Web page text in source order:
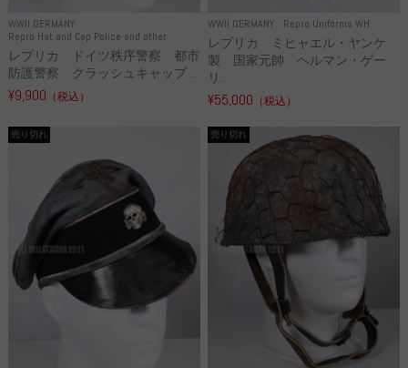
WWII GERMANY
Repro Hat and Cap Police and other
レプリカ ドイツ秩序警察 都市
防護警察 クラッシュキャップ...
¥9,900 （税込）
WWII GERMANY Repro Uniforms WH
レプリカ ミヒャエル・ヤンケ
製 国家元帥 ヘルマン・ゲー
リ...
¥55,000 （税込）
売り切れ 売り切れ